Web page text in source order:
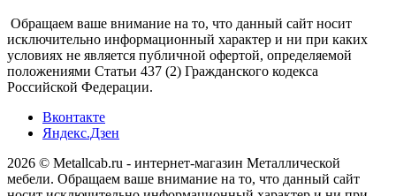
Обращаем ваше внимание на то, что данный сайт носит
исключительно информационный характер и ни при каких
условиях не является публичной офертой, определяемой
положениями Статьи 437 (2) Гражданского кодекса
Российской Федерации.
Вконтакте
Яндекс.Дзен
2026 © Metallcab.ru - интернет-магазин Металлической
мебели. Обращаем ваше внимание на то, что данный сайт